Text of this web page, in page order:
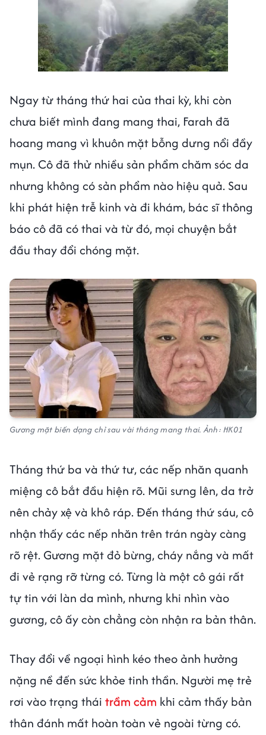
Next video in 1 Cancel
Ngay từ tháng thứ hai của thai kỳ, khi còn
chưa biết mình đang mang thai, Farah đã
hoang mang vì khuôn mặt bỗng dưng nổi đầy
mụn. Cô đã thử nhiều sản phẩm chăm sóc da
nhưng không có sản phẩm nào hiệu quả. Sau
khi phát hiện trễ kinh và đi khám, bác sĩ thông
báo cô đã có thai và từ đó, mọi chuyện bắt
đầu thay đổi chóng mặt.
Gương mặt biến dạng chỉ sau vài tháng mang thai. Ảnh: HK01
Tháng thứ ba và thứ tư, các nếp nhăn quanh
miệng cô bắt đầu hiện rõ. Mũi sưng lên, da trở
nên chảy xệ và khô ráp. Đến tháng thứ sáu, cô
nhận thấy các nếp nhăn trên trán ngày càng
rõ rệt. Gương mặt đỏ bừng, cháy nắng và mất
đi vẻ rạng rỡ từng có. Từng là một cô gái rất
tự tin với làn da mình, nhưng khi nhìn vào
gương, cô ấy còn chẳng còn nhận ra bản thân.
Thay đổi về ngoại hình kéo theo ảnh hưởng
nặng nề đến sức khỏe tinh thần. Người mẹ trẻ
rơi vào trạng thái trầm cảm khi cảm thấy bản
thân đánh mất hoàn toàn vẻ ngoài từng có.